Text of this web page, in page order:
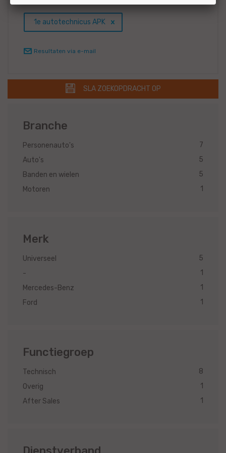
1e autotechnicus APK
Resultaten via e-mail
SLA ZOEKOPDRACHT OP
Branche
Personenauto's
7
Auto's
5
Banden en wielen
5
Motoren
1
Merk
Universeel
5
-
1
Mercedes-Benz
1
Ford
1
Functiegroep
Technisch
8
Overig
1
After Sales
1